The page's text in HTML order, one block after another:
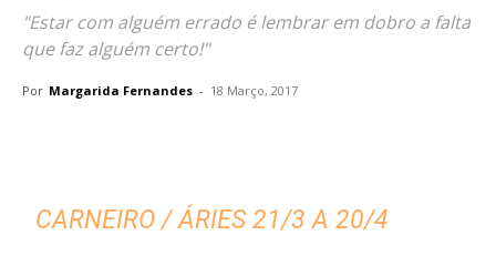
"Estar com alguém errado é lembrar em dobro a falta
que faz alguém certo!"
Por Margarida Fernandes - 18 Março, 2017
CARNEIRO / ÁRIES 21/3 A 20/4